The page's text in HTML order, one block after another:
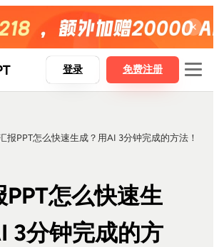
登录 免费注册
报PPT怎么快速生成？用AI 3分钟完成的方法！
怎么快速生
3分钟完成的方